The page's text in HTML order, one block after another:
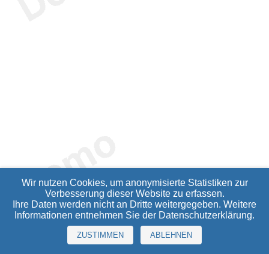
Wir nutzen Cookies, um anonymisierte Statistiken zur
Verbesserung dieser Website zu erfassen.
Ihre Daten werden nicht an Dritte weitergegeben. Weitere
Informationen entnehmen Sie der Datenschutzerklärung.
ZUSTIMMEN ABLEHNEN